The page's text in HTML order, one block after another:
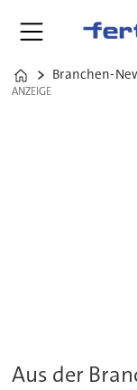
Home
Branchen-
ANZEIGE
ANZEIGE
Aus der